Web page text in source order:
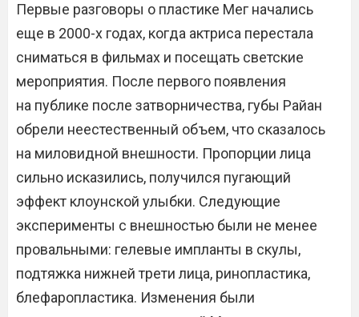
Первые разговоры о пластике Мег начались
еще в 2000-х годах, когда актриса перестала
сниматься в фильмах и посещать светские
мероприятия. После первого появления
на публике после затворничества, губы Райан
обрели неестественный объем, что сказалось
на миловидной внешности. Пропорции лица
сильно исказились, получился пугающий
эффект клоунской улыбки. Следующие
эксперименты с внешностью были не менее
провальными: гелевые импланты в скулы,
подтяжка нижней трети лица, ринопластика,
блефаропластика. Изменения были